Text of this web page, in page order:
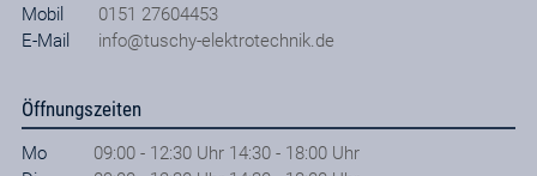
Mobil
0151 27604453
E-Mail
info@tuschy-elektrotechnik.de
Öffnungszeiten
Mo
09:00 - 12:30 Uhr 14:30 - 18:00 Uhr